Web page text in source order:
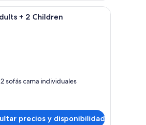
mesa de centro, un televisor y un aparador
Habitación de hotel moderna con un
+ 2 Children
sofás cama individuales
precios y disponibilidad